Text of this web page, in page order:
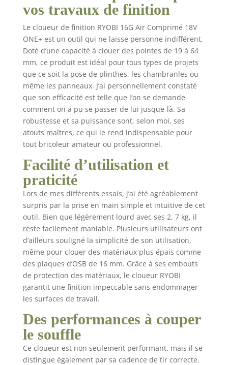
ou les assemblages de
nécessitant des
pointes 16G (1,6 mm).
Outil vendu seul. Livré
avec 500 pointes et 2
embouts de protection
des matériaux. Tire
des pointes 16G (Ø 1,6
mm) de 19 à 64 mm.
Vitesse 60 clous/min.
Batterie Non Incluse.
Avec une batterie 5,0
Ah, fixe jusqu'à 1200
pointes de 64 mm.
vos travaux de finition
Le cloueur de finition RYOBI 16G Air Comprimé 18V
ONE+ est un outil qui ne laisse personne indifférent.
Doté d’une capacité à clouer des pointes de 19 à 64
mm, ce produit est idéal pour tous types de projets
que ce soit la pose de plinthes, les chambranles ou
même les panneaux. J’ai personnellement constaté
que son efficacité est telle que l’on se demande
comment on a pu se passer de lui jusque-là. Sa
robustesse et sa puissance sont, selon moi, ses
atouts maîtres, ce qui le rend indispensable pour
tout bricoleur amateur ou professionnel.
Facilité d’utilisation et
praticité
Lors de mes différents essais, j’ai été agréablement
surpris par la prise en main simple et intuitive de cet
outil. Bien que légèrement lourd avec ses 2, 7 kg, il
reste facilement maniable. Plusieurs utilisateurs ont
d’ailleurs souligné la simplicité de son utilisation,
même pour clouer des matériaux plus épais comme
des plaques d’OSB de 16 mm. Grâce à ses embouts
de protection des matériaux, le cloueur RYOBI
garantit une finition impeccable sans endommager
les surfaces de travail.
Des performances à couper
le souffle
Ce cloueur est non seulement performant, mais il se
distingue également par sa cadence de tir correcte.